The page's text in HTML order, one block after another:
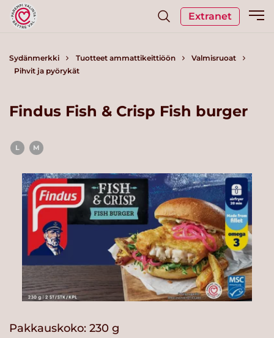
Extranet
Sydänmerkki Tuotteet ammattikeittiöön
Valmisruoat
Pihvit ja pyörykät
Findus Fish & Crisp Fish burger
L M
Pakkauskoko: 230 g